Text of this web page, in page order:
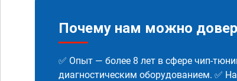
Почему нам можно
✅ Опыт — более 8 лет в сфере чип-
диагностическим оборудованием. ✅